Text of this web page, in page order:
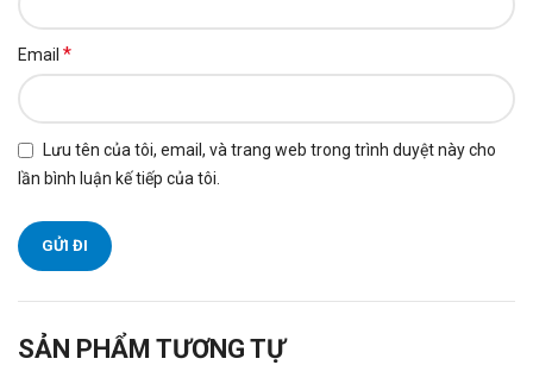
Email *
Lưu tên của tôi, email, và trang web trong trình duyệt này cho
lần bình luận kế tiếp của tôi.
SẢN PHẨM TƯƠNG TỰ